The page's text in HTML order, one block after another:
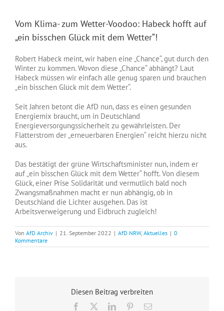
Vom Klima- zum Wetter-Voodoo: Habeck hofft auf
„ein bisschen Glück mit dem Wetter“!
Robert Habeck meint, wir haben eine „Chance“, gut durch den
Winter zu kommen. Wovon diese „Chance“ abhängt? Laut
Habeck müssen wir einfach alle genug sparen und brauchen
„ein bisschen Glück mit dem Wetter“.
Seit Jahren betont die AfD nun, dass es einen gesunden
Energiemix braucht, um in Deutschland
Energieversorgungssicherheit zu gewährleisten. Der
Flatterstrom der „erneuerbaren Energien“ reicht hierzu nicht
aus.
Das bestätigt der grüne Wirtschaftsminister nun, indem er
auf „ein bisschen Glück mit dem Wetter“ hofft. Von diesem
Glück, einer Prise Solidarität und vermutlich bald noch
Zwangsmaßnahmen macht er nun abhängig, ob in
Deutschland die Lichter ausgehen. Das ist
Arbeitsverweigerung und Eidbruch zugleich!
Von AfD Archiv | 21. September 2022 | AfD NRW, Aktuelles | 0
Kommentare
Diesen Beitrag verbreiten
Facebook LinkedInPinterest
E-